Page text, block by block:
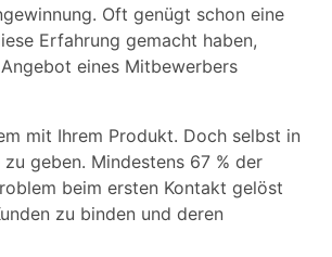
Oft genügt schon eine
Erfahrung gemacht haben,
eines Mitbewerbers
mit Ihrem Produkt. Doch selbst in
geben. Mindestens 67 % der
beim ersten Kontakt gelöst
zu binden und deren